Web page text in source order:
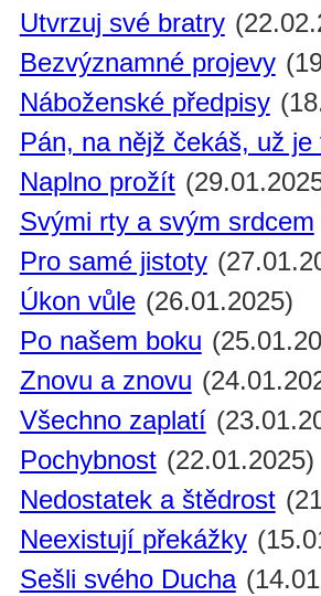
Utvrzuj své bratry
Bezvýznamné projevy
Náboženské předpisy
Pán, na nějž čekáš, už je
Naplno prožít
Svými rty a svým srdcem
Pro samé jistoty
Úkon vůle (26.01.2025)
Po našem boku
Znovu a znovu
Všechno zaplatí
Pochybnost (22.01.2025)
Nedostatek a štědrost
Neexistují překážky
Sešli svého Ducha